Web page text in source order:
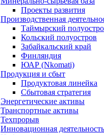
Проекты развития
Производственная
Таймырский
Кольский полуостров
Забайкальский край
Финляндия
ЮАР (Nkomati)
Продукция и сбыт
Продуктовая линейка
Сбытовая стратегия
Энергетические активы
Транспортные активы
Техпрорыв
Инновационная деятельность